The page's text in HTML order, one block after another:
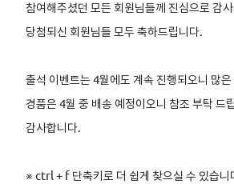
참여해주셨던 모든 회원님들께 진심으로 감
당첨되신 회원님들 모두 축하드립니다.
출석 이벤트는 4월에도 계속 진행되오니 많
경품은 4월 중 배송 예정이오니 참조 부탁 드
감사합니다.
※ ctrl + f 단축키로 더 쉽게 찾으실 수 있습니